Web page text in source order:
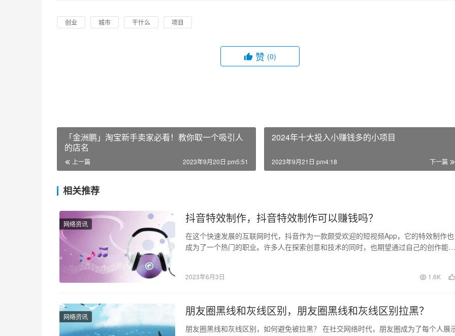
创业 城市 干什么 项目
赞 (0)
「金洲鹏」淘宝新手卖家必看！教你取一个吸引人
的店名
上一篇 2023年9月20日 pm5:51
2024年十大投入小赚钱多的小项目
下一篇
2023年9月21日 pm4:18
相关推荐
网络资讯 抖音特效制作，抖音特效制作可以赚钱吗？
在这个快速发展的互联网时代，抖音作为一款颇受欢迎的短视频App，它的特效制作也
成为了一个热门的职业。许多人在探索创意和技术的同时，也期望通过自己的创作能够
2023年6月3日 1.6K
网络资讯 朋友圈黑线和灰线区别，朋友圈黑线和灰线区别拉黑？
朋友圈黑线和灰线区别，如何避免被拉黑？ 在社交网络时代，朋友圈成为了每个人展